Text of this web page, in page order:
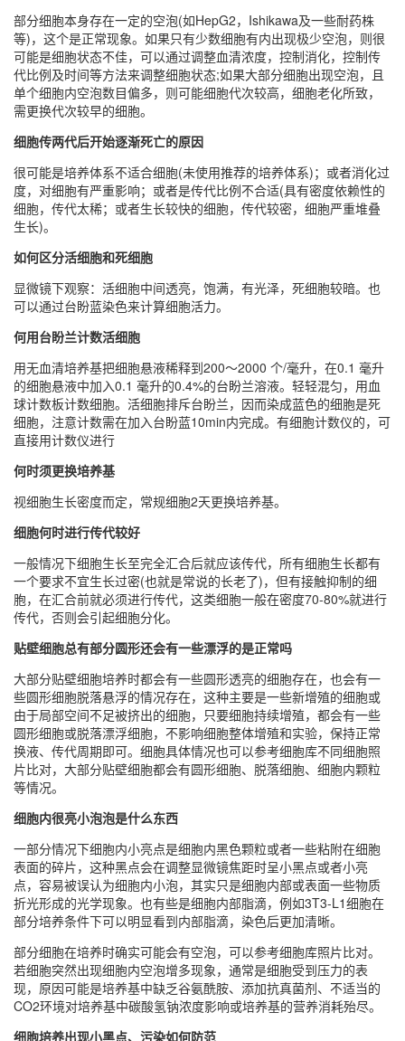
部分细胞本身存在一定的空泡(如HepG2，Ishikawa及一些耐药株
等)，这个是正常现象。如果只有少数细胞有内出现极少空泡，则很
可能是细胞状态不佳，可以通过调整血清浓度，控制消化，控制传
代比例及时间等方法来调整细胞状态;如果大部分细胞出现空泡，且
单个细胞内空泡数目偏多，则可能细胞代次较高，细胞老化所致，
需更换代次较早的细胞。
细胞传两代后开始逐渐死亡的原因
很可能是培养体系不适合细胞(未使用推荐的培养体系)；或者消化过
度，对细胞有严重影响；或者是传代比例不合适(具有密度依赖性的
细胞，传代太稀；或者生长较快的细胞，传代较密，细胞严重堆叠
生长)。
如何区分活细胞和死细胞
显微镜下观察：活细胞中间透亮，饱满，有光泽，死细胞较暗。也
可以通过台盼蓝染色来计算细胞活力。
何用台盼兰计数活细胞
用无血清培养基把细胞悬液稀释到200～2000 个/毫升，在0.1 毫升
的细胞悬液中加入0.1 毫升的0.4%的台盼兰溶液。轻轻混匀，用血
球计数板计数细胞。活细胞排斥台盼兰，因而染成蓝色的细胞是死
细胞，注意计数需在加入台盼蓝10min内完成。有细胞计数仪的，可
直接用计数仪进行
何时须更换培养基
视细胞生长密度而定，常规细胞2天更换培养基。
细胞何时进行传代较好
一般情况下细胞生长至完全汇合后就应该传代，所有细胞生长都有
一个要求不宜生长过密(也就是常说的长老了)，但有接触抑制的细
胞，在汇合前就必须进行传代，这类细胞一般在密度70-80%就进行
传代，否则会引起细胞分化。
贴壁细胞总有部分圆形还会有一些漂浮的是正常吗
大部分贴壁细胞培养时都会有一些圆形透亮的细胞存在，也会有一
些圆形细胞脱落悬浮的情况存在，这种主要是一些新增殖的细胞或
由于局部空间不足被挤出的细胞，只要细胞持续增殖，都会有一些
圆形细胞或脱落漂浮细胞，不影响细胞整体增殖和实验，保持正常
换液、传代周期即可。细胞具体情况也可以参考细胞库不同细胞照
片比对，大部分贴壁细胞都会有圆形细胞、脱落细胞、细胞内颗粒
等情况。
细胞内很亮小泡泡是什么东西
一部分情况下细胞内小亮点是细胞内黑色颗粒或者一些粘附在细胞
表面的碎片，这种黑点会在调整显微镜焦距时呈小黑点或者小亮
点，容易被误认为细胞内小泡，其实只是细胞内部或表面一些物质
折光形成的光学现象。也有些是细胞内部脂滴，例如3T3-L1细胞在
部分培养条件下可以明显看到内部脂滴，染色后更加清晰。
部分细胞在培养时确实可能会有空泡，可以参考细胞库照片比对。
若细胞突然出现细胞内空泡增多现象，通常是细胞受到压力的表
现，原因可能是培养基中缺乏谷氨酰胺、添加抗真菌剂、不适当的
CO2环境对培养基中碳酸氢钠浓度影响或培养基的营养消耗殆尽。
细胞培养出现小黑点、污染如何防范